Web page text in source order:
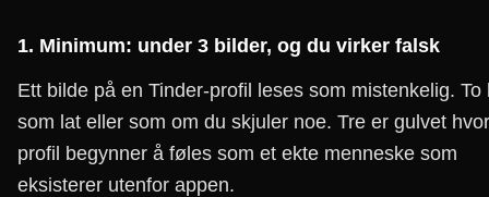
1. Minimum: under 3 bilder, og du virker falsk
Ett bilde på en Tinder-profil leses som mistenkelig. To
som lat eller som om du skjuler noe. Tre er gulvet
profil begynner å føles som et ekte menneske som
eksisterer utenfor appen.